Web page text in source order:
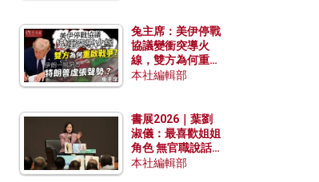
兔主席：美伊停戰
協議變衝突導火
線，雙方為何重啟
戰爭？伊朗一早洞
本社編輯部
書展2026｜葉劉
淑儀：最喜歡姐姐
角色 無官職說話
包袱少
本社編輯部